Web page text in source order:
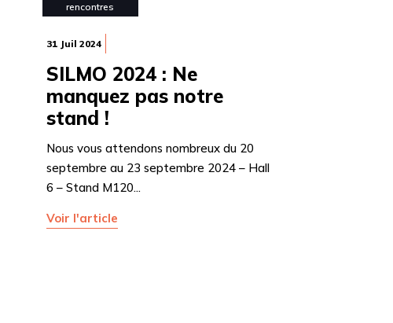
rencontres
31 Juil 2024
SILMO 2024 : Ne
manquez pas notre
stand !
Nous vous attendons nombreux du 20
septembre au 23 septembre 2024 – Hall
6 – Stand M120...
Voir l'article